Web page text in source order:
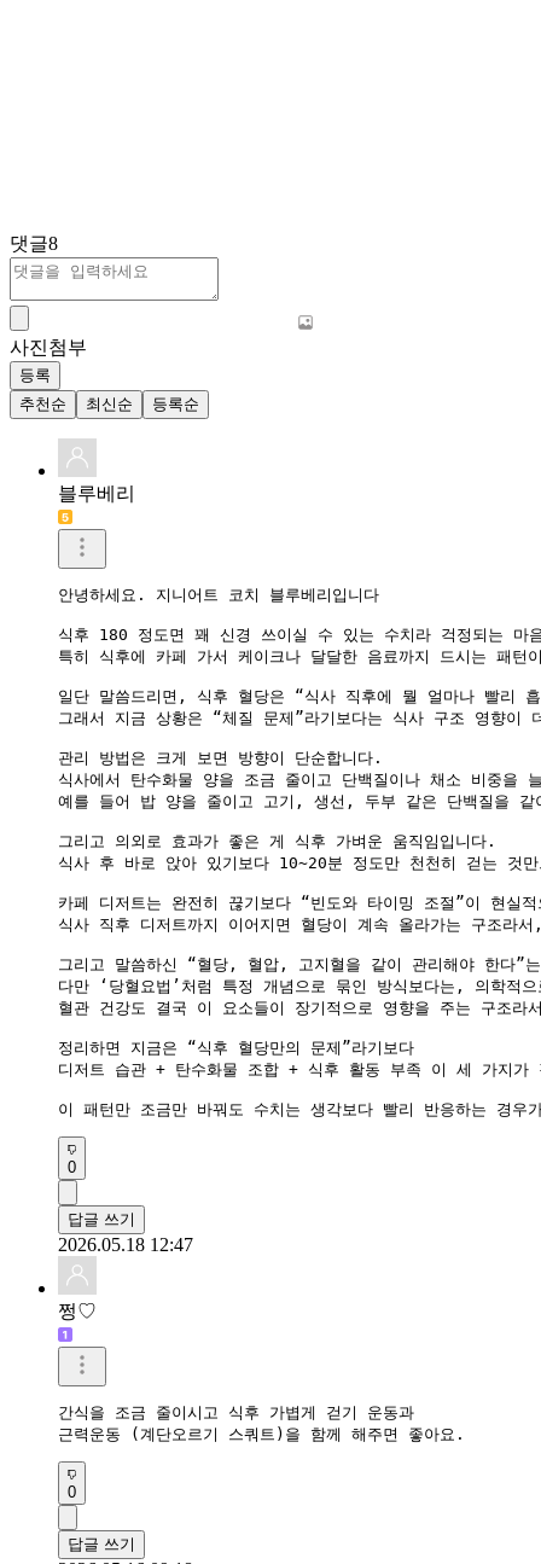
댓글8
사진첨부
등록
추천순
최신순 등록순
블루베리
안녕하세요. 지니어트 코치 블루베리입니다
식후 180 정도면 꽤 신경 쓰이실 수 있는 수치라 걱정되는 마
특히 식후에 카페 가서 케이크나 달달한 음료까지 드시는 패
일단 말씀드리면, 식후 혈당은 “식사 직후에 뭘 얼마나 빨리
그래서 지금 상황은 “체질 문제”라기보다는 식사 구조 영향이
관리 방법은 크게 보면 방향이 단순합니다.
식사에서 탄수화물 양을 조금 줄이고 단백질이나 채소 비중을
예를 들어 밥 양을 줄이고 고기, 생선, 두부 같은 단백질을 같
그리고 의외로 효과가 좋은 게 식후 가벼운 움직임입니다.
식사 후 바로 앉아 있기보다 10~20분 정도만 천천히 걷는 것
카페 디저트는 완전히 끊기보다 “빈도와 타이밍 조절”이 현실
식사 직후 디저트까지 이어지면 혈당이 계속 올라가는 구조라
그리고 말씀하신 “혈당, 혈압, 고지혈을 같이 관리해야 한다”
다만 ‘당혈요법’처럼 특정 개념으로 묶인 방식보다는, 의학
혈관 건강도 결국 이 요소들이 장기적으로 영향을 주는 구조라
정리하면 지금은 “식후 혈당만의 문제”라기보다
디저트 습관 + 탄수화물 조합 + 식후 활동 부족 이 세 가지가
이 패턴만 조금만 바꿔도 수치는 생각보다 빨리 반응하는 경우
0
답글 쓰기
2026.05.18 12:47
쩡♡
간식을 조금 줄이시고 식후 가볍게 걷기 운동과
근력운동 (계단오르기 스쿼트)을 함께 해주면 좋아요.
0
답글 쓰기